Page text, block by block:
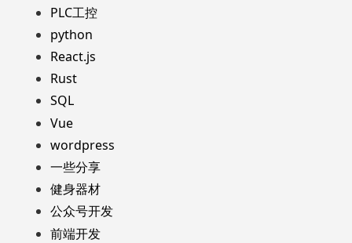
PLC工控
python
React.js
Rust
SQL
Vue
wordpress
一些分享
健身器材
公众号开发
前端开发